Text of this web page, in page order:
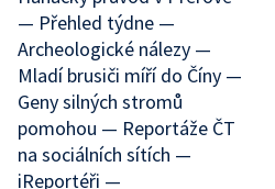
— Přehled týdne —
Archeologické nálezy —
Mladí brusiči míří do Číny —
Geny silných stromů
pomohou — Reportáže ČT
na sociálních sítích —
iReportéři —